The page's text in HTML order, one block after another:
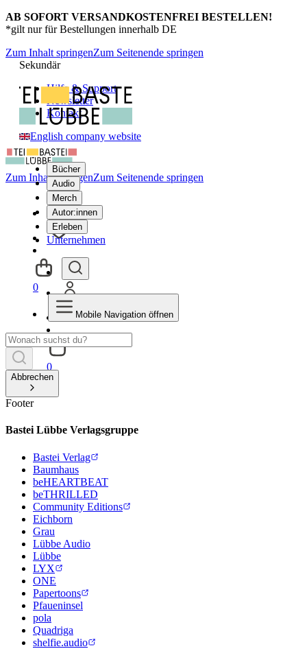
AB SOFORT VERSANDKOSTENFREI BESTELLEN!
*gilt nur für Bestellungen innerhalb DE
Zum Inhalt springenZum Seitenende springen
Sekundär
Hilfe & Support
Newsletter
Kontakt
English company website
Bücher
Audio
Merch
Autor:innen
Erleben
Unternehmen
0
Zum Inhalt springenZum Seitenende springen
0
Mobile Navigation öffnen
Abbrechen
Footer
Bastei Lübbe Verlagsgruppe
Bastei Verlag
Baumhaus
beHEARTBEAT
beTHRILLED
Community Editions
Eichborn
Grau
Lübbe Audio
Lübbe
LYX
ONE
Papertoons
Pfaueninsel
pola
Quadriga
shelfie.audio